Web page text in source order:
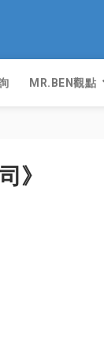
MR.BEN觀點
》